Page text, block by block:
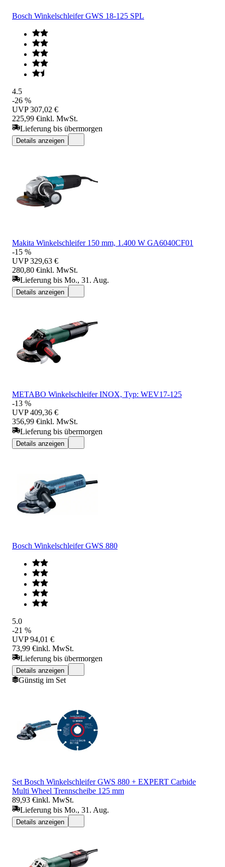
Bosch Winkelschleifer GWS 18-125 SPL
4.5
-26 %
UVP 307,02 €
225,99 €inkl. MwSt.
Lieferung bis übermorgen
Details anzeigen
Makita Winkelschleifer 150 mm, 1.400 W GA6040CF01
-15 %
UVP 329,63 €
280,80 €inkl. MwSt.
Lieferung bis Mo., 31. Aug.
Details anzeigen
METABO Winkelschleifer INOX, Typ: WEV17-125
-13 %
UVP 409,36 €
356,99 €inkl. MwSt.
Lieferung bis übermorgen
Details anzeigen
Bosch Winkelschleifer GWS 880
5.0
-21 %
UVP 94,01 €
73,99 €inkl. MwSt.
Lieferung bis übermorgen
Details anzeigen
Günstig im Set
Set Bosch Winkelschleifer GWS 880 + EXPERT Carbide
Multi Wheel Trennscheibe 125 mm
89,93 €inkl. MwSt.
Lieferung bis Mo., 31. Aug.
Details anzeigen